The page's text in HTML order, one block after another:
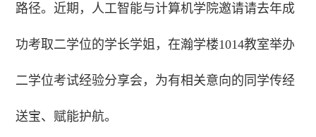
路径。近期，人工智能与计算机学院邀请请去年成
功考取二学位的学长学姐，在瀚学楼1014教室举办
二学位考试经验分享会，为有相关意向的同学传经
送宝、赋能护航。